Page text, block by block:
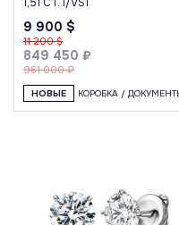
9 900 $
11 200 $
849 450 ₽
961 000 ₽
НОВЫЕ КОРОБКА /